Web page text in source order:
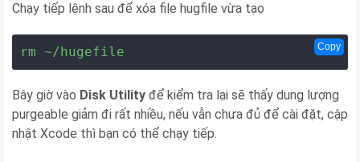
Chạy tiếp lệnh sau để xóa file hugfile vừa tạo
rm ~/hugefile Copy
Bây giờ vào Disk Utility để kiểm tra lại sẽ thấy dung lượng
purgeable giảm đi rất nhiều, nếu vẫn chưa đủ để cài đặt, cập
nhật Xcode thì bạn có thể chạy tiếp.